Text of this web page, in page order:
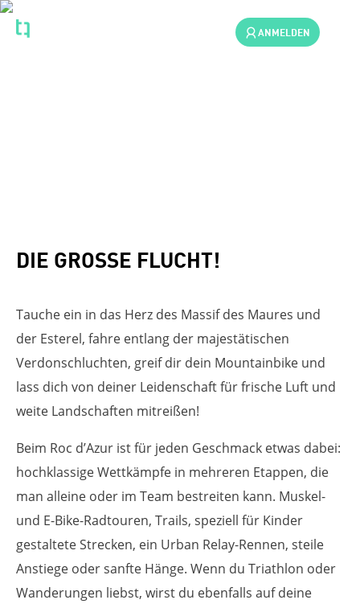
ANMELDEN
DIE GROSSE FLUCHT!
Tauche ein in das Herz des Massif des Maures und
der Esterel, fahre entlang der majestätischen
Verdonschluchten, greif dir dein Mountainbike und
lass dich von deiner Leidenschaft für frische Luft und
weite Landschaften mitreißen!
Beim Roc d’Azur ist für jeden Geschmack etwas dabei:
hochklassige Wettkämpfe in mehreren Etappen, die
man alleine oder im Team bestreiten kann. Muskel-
und E-Bike-Radtouren, Trails, speziell für Kinder
gestaltete Strecken, ein Urban Relay-Rennen, steile
Anstiege oder sanfte Hänge. Wenn du Triathlon oder
Wanderungen liebst, wirst du ebenfalls auf deine